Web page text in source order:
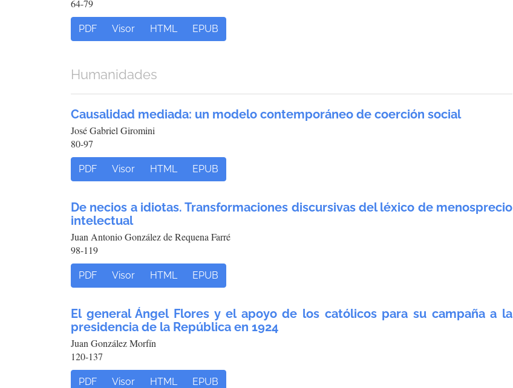
64-79
PDF Visor HTML EPUB
Humanidades
Causalidad mediada: un modelo contemporáneo de coerción social
José Gabriel Giromini
80-97
PDF Visor HTML EPUB
De necios a idiotas. Transformaciones discursivas del léxico de menosprecio
intelectual
Juan Antonio González de Requena Farré
98-119
PDF Visor HTML EPUB
El general Ángel Flores y el apoyo de los católicos para su campaña a la
presidencia de la República en 1924
Juan González Morfín
120-137
PDF Visor HTML EPUB